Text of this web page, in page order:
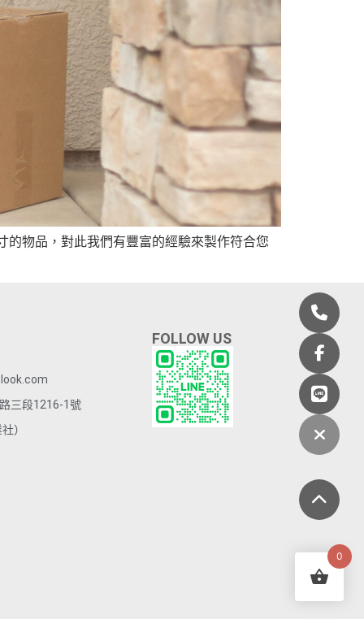
物品，對此我們有豐富的經驗來製作符合您
三段1216-1號
）
FOLLOW US
0